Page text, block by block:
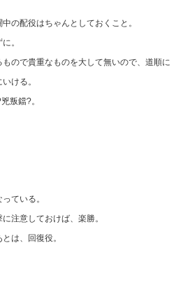
の配役はちゃんとしておくこと。
。
ので貴重なものを大して無いので、道順に
ける。
叛鐺?。
ている。
注意しておけば、楽勝。
は、回復役。